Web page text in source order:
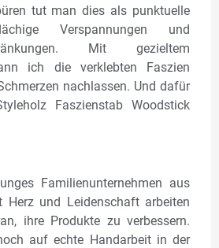
tut man dies als punktuelle
Verspannungen und
Mit gezieltem
ich die verklebten Faszien
nachlassen. Und dafür
Faszienstab Woodstick
Familienunternehmen aus
Herz und Leidenschaft arbeiten
ihre Produkte zu verbessern.
auf echte Handarbeit in der